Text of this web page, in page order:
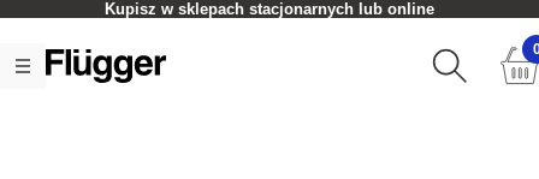
Kupisz w sklepach stacjonarnych lub online